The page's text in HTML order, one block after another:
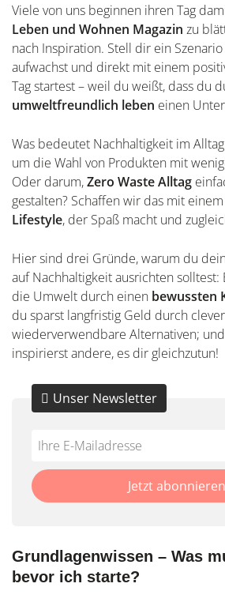
Viele von uns beginnen ihren Tag
Leben und Wohnen Magazin zu
nach Inspiration. Stell dir ein
aufwachst und direkt mit einem
Tag startest – weil du weißt, dass du
umweltfreundlich leben einen
Was bedeutet Nachhaltigkeit im
um die Wahl von Produkten mit
Oder darum,Zero Waste Alltag
gestalten? Schaffen wir das mit einem
Lifestyle, der Spaß macht und
Hier sind drei Gründe, warum du
auf Nachhaltigkeit ausrichten solltest:
die Umwelt durch einen bewussten
du sparst langfristig Geld durch
wiederverwendbare Alternativen;
inspirierst andere, es dir gleichzutun!
Do
fill
this
Unser Newsletter
*Ihre
Mailadresse:
Jetzt abonnieren
Grundlagenwissen – Was
bevor ich starte?